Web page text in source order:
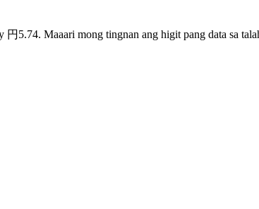
5.74. Maaari mong tingnan ang higit pang data sa